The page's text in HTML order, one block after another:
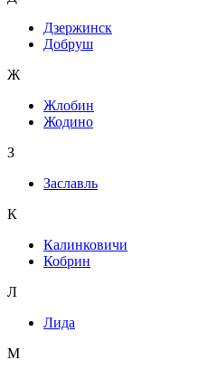
Дзержинск
Добруш
Ж
Жлобин
Жодино
З
Заславль
К
Калинковичи
Кобрин
Л
Лида
М